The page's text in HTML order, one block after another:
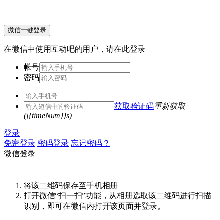
微信一键登录
在微信中使用互动吧的用户，请在此登录
帐号
密码
获取验证码重新获取
({{timeNum}}s)
登录
免密登录 密码登录 忘记密码？
微信登录
将该二维码保存至手机相册
打开微信“扫一扫”功能，从相册选取该二维码进行扫描
识别，即可在微信内打开该页面并登录。